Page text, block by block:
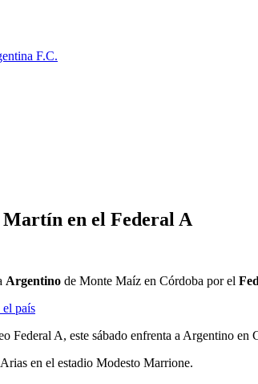
en el Federal A
Argentino de Monte Maíz en Córdoba por el
país
Federal A, este sábado enfrenta a Argentino en
en el estadio Modesto Marrione.